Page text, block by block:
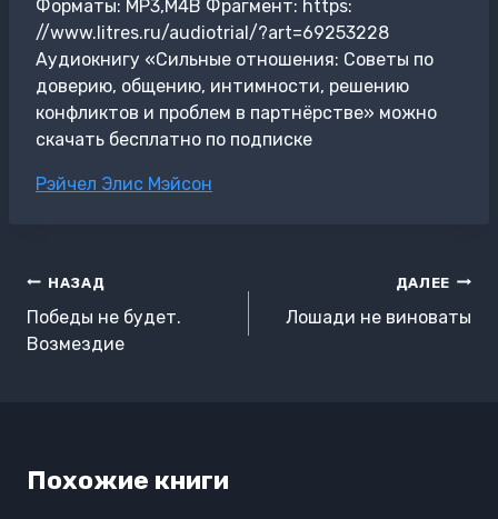
Форматы: MP3,M4B Фрагмент: https:
//www.litres.ru/audiotrial/?art=69253228
Аудиокнигу «Сильные отношения: Советы по
доверию, общению, интимности, решению
конфликтов и проблем в партнёрстве» можно
скачать бесплатно по подписке
Метки
Рэйчел Элис Мэйсон
Навигация
по
записям
НАЗАД
Победы не будет.
Возмездие
ДАЛЕЕ
Лошади не виноваты
Похожие книги